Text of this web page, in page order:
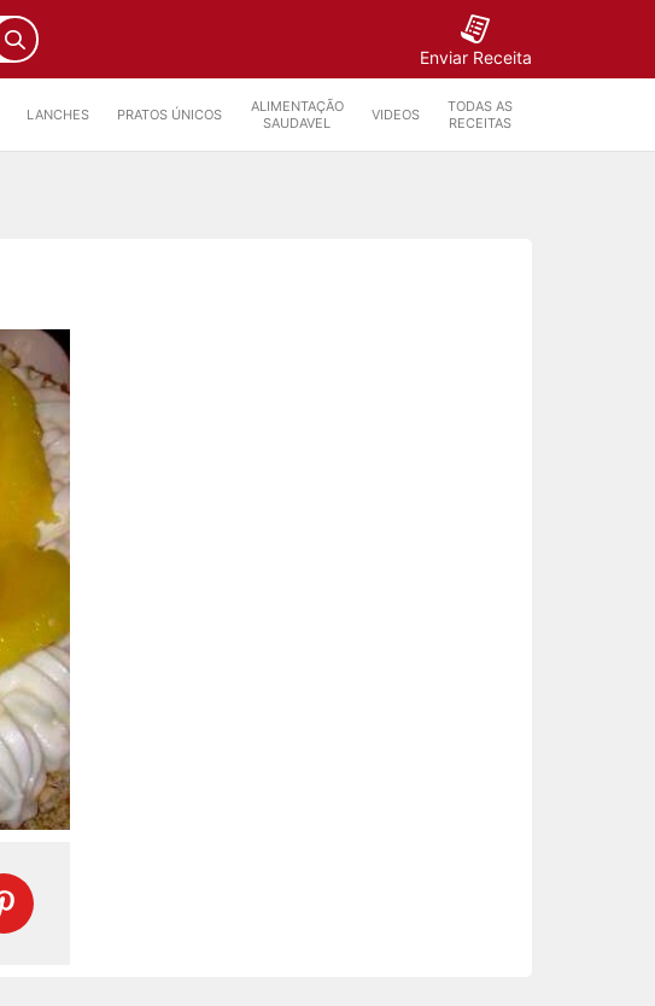
Enviar Receita
LANCHES PRATOS ÚNICOS
ALIMENTAÇÃO
SAUDAVEL
VIDEOS
TODAS AS
RECEITAS